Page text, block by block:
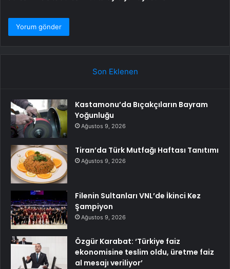
Son Eklenen
Kastamonu’da Bıçakçıların Bayram
Yoğunluğu
Ağustos 9, 2026
Tiran’da Türk Mutfağı Haftası Tanıtımı
Ağustos 9, 2026
Filenin Sultanları VNL’de İkinci Kez
Şampiyon
Ağustos 9, 2026
Özgür Karabat: ‘Türkiye faiz
ekonomisine teslim oldu, üretme faiz
al mesajı veriliyor’